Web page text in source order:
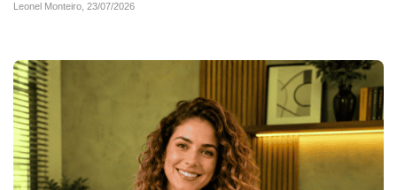
Leonel Monteiro, 23/07/2026